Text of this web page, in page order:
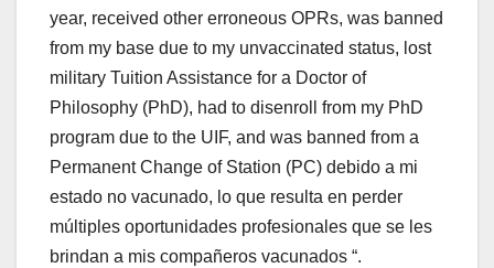
year, received other erroneous OPRs, was banned
from my base due to my unvaccinated status, lost
military Tuition Assistance for a Doctor of
Philosophy (PhD), had to disenroll from my PhD
program due to the UIF, and was banned from a
Permanent Change of Station (PC) debido a mi
estado no vacunado, lo que resulta en perder
múltiples oportunidades profesionales que se les
brindan a mis compañeros vacunados “.